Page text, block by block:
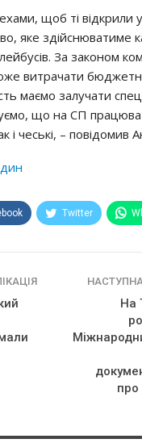
щоб ті відкрили
яке здійснюватиме
За законом
витрачати
маємо залучати
що на СП
і чеські, – повідомив
Twitter
На